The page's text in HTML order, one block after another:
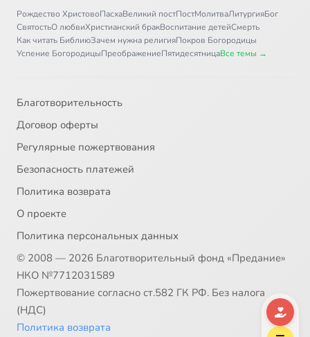
Рождество ХристовоПасхаВеликий постПостМолитваЛитургияБог
СвятостьО любвиХристианский бракВоспитание детейСмерть
Как читать БиблиюЗачем нужна религияПокров Богородицы
Успение БогородицыПреображениеПятидесятницаВсе темы →
Благотворительность
Договор оферты
Регулярные пожертвования
Безопасность платежей
Политика возврата
О проекте
Политика персональных данных
© 2008 — 2026 Благотворительный фонд «Предание»
НКО №7712031589
Пожертвование согласно ст.582 ГК РФ. Без налога
(НДС)
Политика возврата